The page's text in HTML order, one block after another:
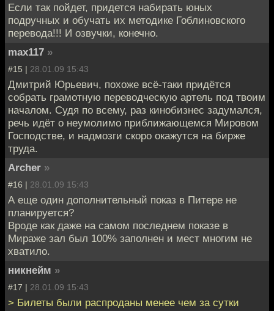
Если так пойдет, придется набирать юных
подручных и обучать их методике Гоблиновского
перевода!!! И озвучки, конечно.
max117 »
#15 | 28.01.09 15:43
Дмитрий Юрьевич, похоже всё-таки придётся
собрать грамотную переводческую артель под твоим
началом. Судя по всему, раз кинобизнес задумался,
речь идёт о неумолимо приближающемся Мировом
Господстве, и надмозги скоро окажутся на бирже
труда.
Archer »
#16 | 28.01.09 15:43
А еще один дополнительный показ в Питере не
планируется?
Вроде как даже на самом последнем показе в
Мираже зал был 100% заполнен и мест многим не
хватило.
никнейм »
#17 | 28.01.09 15:43
> Билеты были распроданы менее чем за сутки